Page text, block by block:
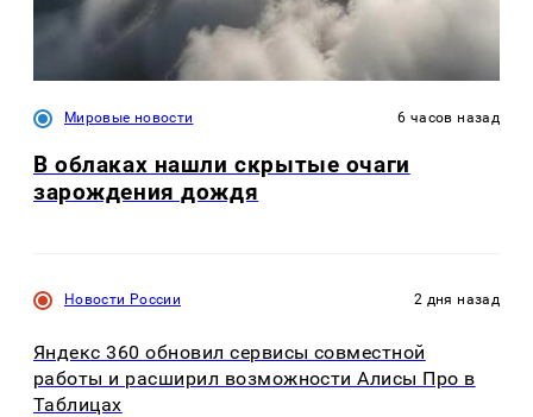
Мировые новости 6 часов назад
В облаках нашли скрытые очаги
зарождения дождя
Новости России 2 дня назад
Яндекс 360 обновил сервисы совместной
работы и расширил возможности Алисы Про в
Таблицах